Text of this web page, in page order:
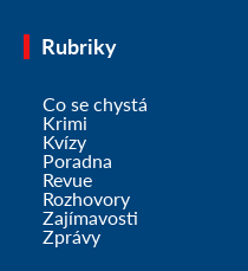
Rubriky
Co se chystá
Krimi
Kvízy
Poradna
Revue
Rozhovory
Zajímavosti
Zprávy